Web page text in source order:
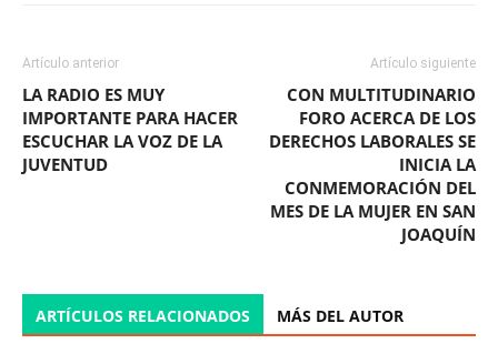
Artículo anterior
LA RADIO ES MUY
IMPORTANTE PARA HACER
ESCUCHAR LA VOZ DE LA
JUVENTUD
Artículo siguiente
CON MULTITUDINARIO
FORO ACERCA DE LOS
DERECHOS LABORALES SE
INICIA LA
CONMEMORACIÓN DEL
MES DE LA MUJER EN SAN
JOAQUÍN
ARTÍCULOS RELACIONADOS MÁS DEL AUTOR